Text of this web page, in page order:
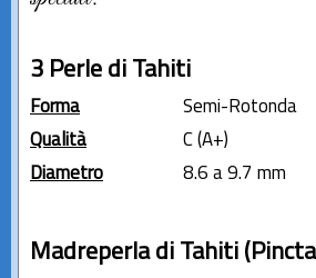
3 Perle di Tahiti
Forma
Semi-Rotonda
Qualità
C (A+)
Diametro
8.6 a 9.7 mm
Madreperla di Tahiti